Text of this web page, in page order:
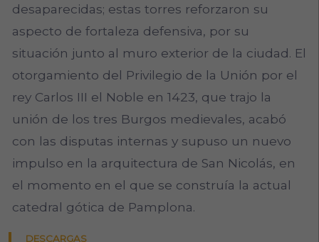
desaparecidas; estas torres reforzaron su
aspecto de fortaleza defensiva, por su
situación junto al muro exterior de la ciudad. El
otorgamiento del Privilegio de la Unión por el
rey Carlos III el Noble en 1423, que trajo la
unión de los tres Burgos medievales, acabó
con las disputas internas y supuso un nuevo
impulso en la arquitectura de San Nicolás, en
el momento en el que se construía la actual
catedral gótica de Pamplona.
DESCARGAS